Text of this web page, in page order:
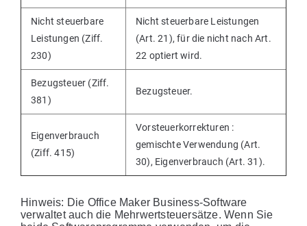
Nicht steuerbare
Leistungen (Ziff.
230)
Nicht steuerbare Leistungen
(Art. 21), für die nicht nach Art.
22 optiert wird.
Bezugsteuer (Ziff.
381)
Bezugsteuer.
Eigenverbrauch
(Ziff. 415)
Vorsteuerkorrekturen :
gemischte Verwendung (Art.
30), Eigenverbrauch (Art. 31).
Hinweis: Die Office Maker Business-Software
verwaltet auch die Mehrwertsteuersätze. Wenn Sie